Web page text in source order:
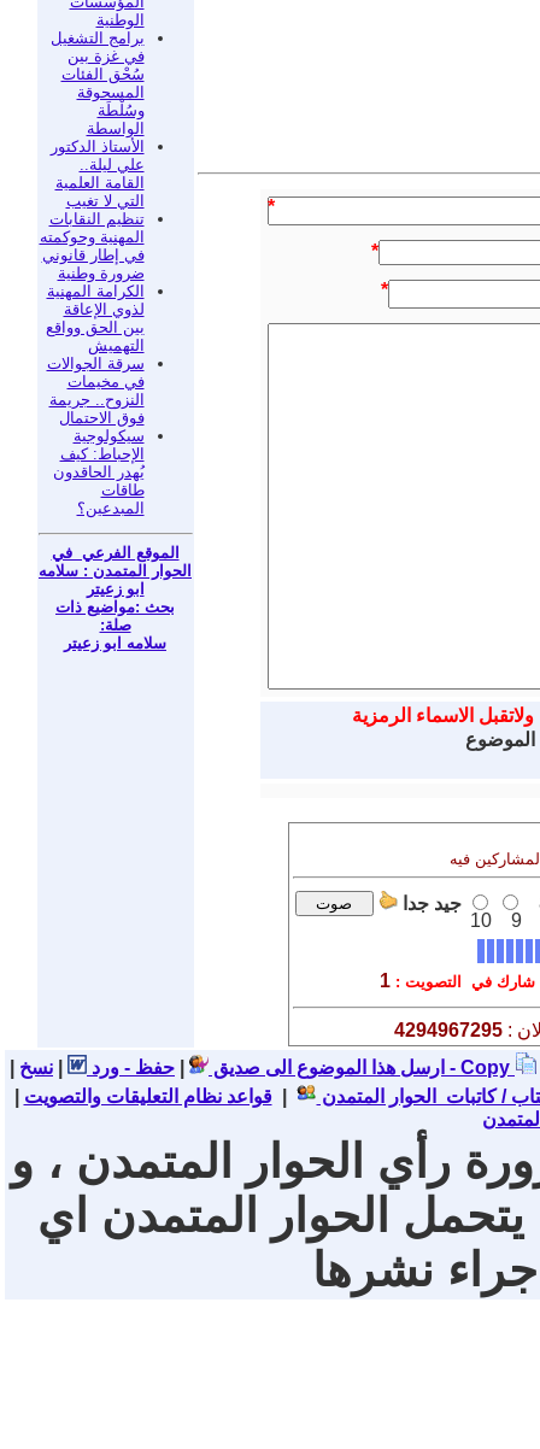
الوطنية
برامج التشغيل
في غزة بين
سُحْق الفئات
المسحوقة
وسُلْطَة
الواسطة
الأستاذ الدكتور
علي ليلة..
القامة العلمية
التي لا تغيب
تنظيم النقابات
المهنية وحوكمته
في إطار قانوني
ضرورة وطنية
الكرامة المهنية
لذوي الإعاقة
بين الحق وواقع
التهميش
سرقة الجوالات
في مخيمات
النزوح.. جريمة
فوق الاحتمال
سيكولوجية
الإحباط: كيف
يُهدر الحاقدون
طاقات
المبدعين؟
الموقع الفرعي في
الحوار المتمدن : سلامه
ابو زعيتر
بحث :مواضيع ذات
صلة:
سلامه ابو زعيتر
*
*
*
الاسماء الرمزية
الموضوع
فيه
9
10
جيد جدا
شارك في التصويت : 1
:
4294967295
ارسل هذا الموضوع الى صديق حفظ - ورد نسخ - Copy
/ كاتبات الحوار المتمدن |قواعد نظام التعليقات والتصويت
رأي الحوار المتمدن ، و
يتحمل الحوار المتمدن اي
جراء نشرها